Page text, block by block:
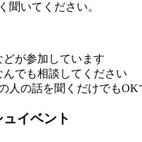
聞いてください。
どが参加しています
んでも相談してください
人の話を聞くだけでもOK
イベント